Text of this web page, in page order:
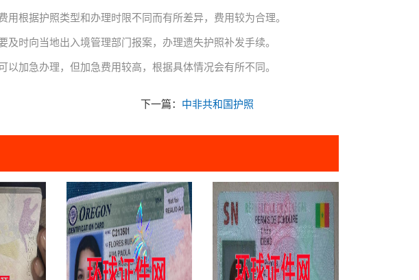
根据护照类型和办理时限不同而有所差异，费用较为合理。
时向当地出入境管理部门报案，办理遗失护照补发手续。
加急办理，但加急费用较高，根据具体情况会有所不同。
下一篇： 中非共和国护照